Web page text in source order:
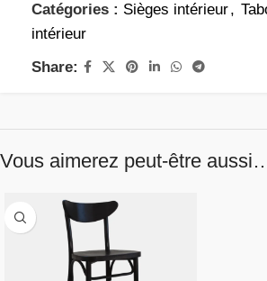
Catégories : Sièges intérieur,
intérieur
Share:
Vous aimerez peut-être